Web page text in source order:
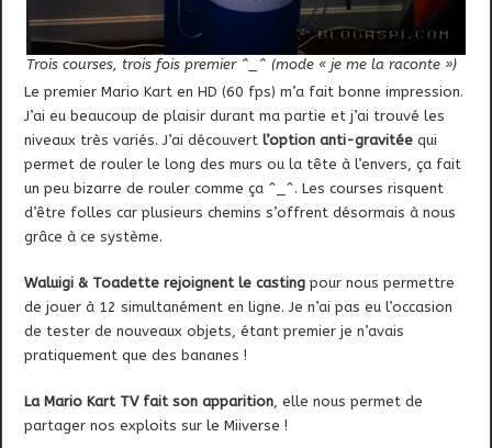
Trois courses, trois fois premier ^_^ (mode « je me la raconte »)
Le premier Mario Kart en HD (60 fps) m’a fait bonne impression.
J’ai eu beaucoup de plaisir durant ma partie et j’ai trouvé les
niveaux très variés. J’ai découvert l’option anti-gravitée qui
permet de rouler le long des murs ou la tête à l’envers, ça fait
un peu bizarre de rouler comme ça ^_^. Les courses risquent
d’être folles car plusieurs chemins s’offrent désormais à nous
grâce à ce système.
Waluigi & Toadette rejoignent le casting pour nous permettre
de jouer à 12 simultanément en ligne. Je n’ai pas eu l’occasion
de tester de nouveaux objets, étant premier je n’avais
pratiquement que des bananes !
La Mario Kart TV fait son apparition, elle nous permet de
partager nos exploits sur le Miiverse !